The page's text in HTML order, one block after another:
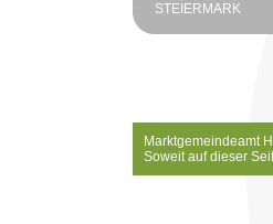
STEIERMARK
Marktgemeindeamt
Soweit auf dieser